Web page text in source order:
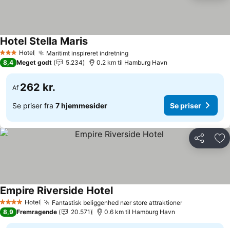
3 StjernerHotel Maritimt inspireret indretningSe priser
Hotel Stella MarisSe priser
8,4 Meget godt 5.234 0.2 km til Hamburg Havn
Af 262 kr.
Se priser fra 7 hjemmesider Se priser
Del
4 StjernerHotel Fantastisk beliggenhed nær store attraktionerSe priser
Empire Riverside HotelSe priser
8,9 Fremragende 20.571 0.6 km til Hamburg Havn